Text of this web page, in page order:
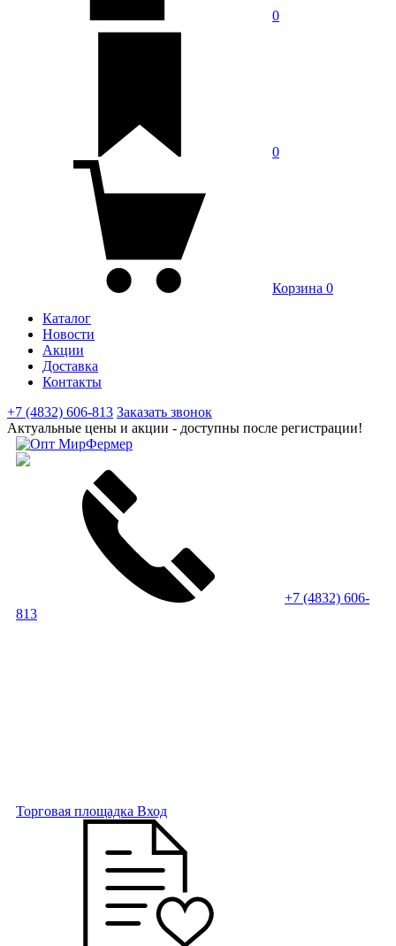
0
0
Корзина 0
Каталог
Новости
Акции
Доставка
Контакты
+7 (4832) 606-813 Заказать звонок
Актуальные цены и акции - доступны после регистрации!
+7 (4832) 606-
813
Торговая площадка Вход